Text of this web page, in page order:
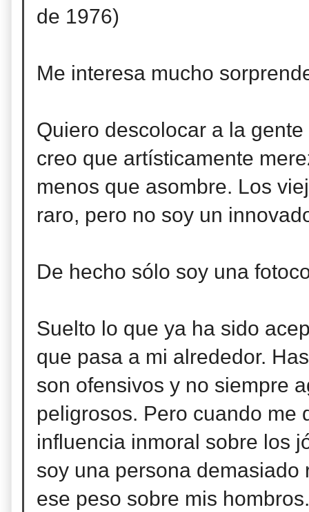
de 1976)
Me interesa mucho
Quiero descolocar a la
creo que artísticamente
menos que asombre. Los
raro, pero no soy un
De hecho sólo soy una
Suelto lo que ya ha sido
que pasa a mi alrededor.
son ofensivos y no siempre
peligrosos. Pero cuando me
influencia inmoral sobre los
soy una persona demasiado
ese peso sobre mis